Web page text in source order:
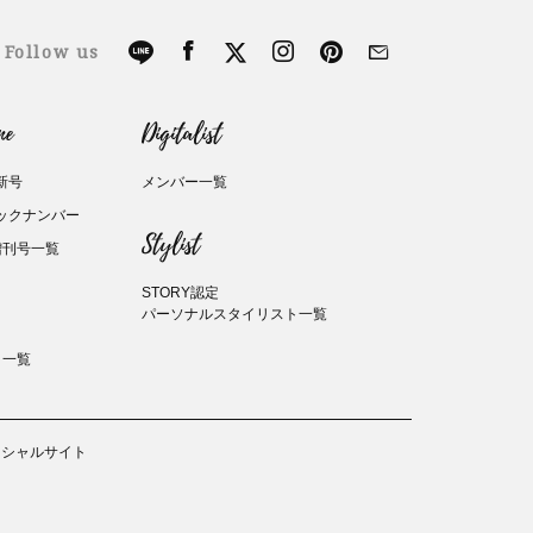
Follow us
号
クナンバー
号一覧
覧
Digitalist
メンバー一覧
Stylist
STORY認定
パーソナルスタイリスト一覧
ャルサイト